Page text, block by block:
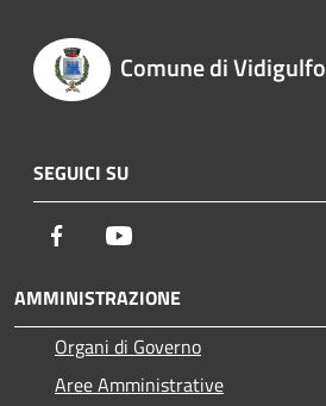
Comune di Vidigulfo
SEGUICI SU
Facebook
AMMINISTRAZIONE
Organi di Governo
Aree Amministrative